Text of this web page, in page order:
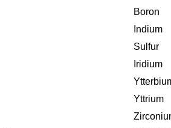
Boron
Indium
Sulfur
Iridium
Yttrium